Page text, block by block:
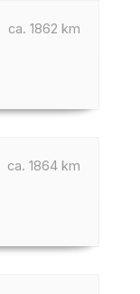
ca. 1862 km
ca. 1864 km